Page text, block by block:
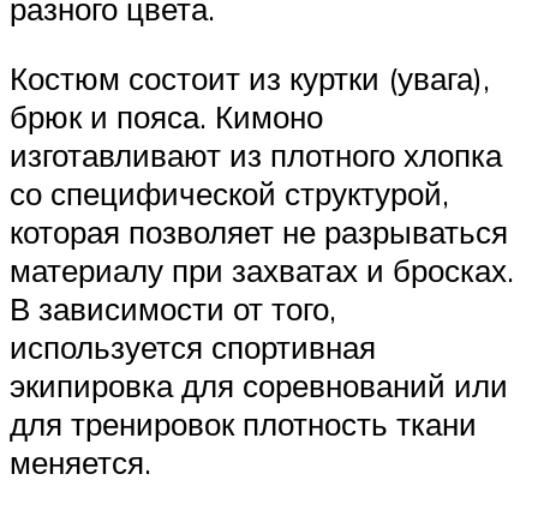
разного цвета.
Костюм состоит из куртки (увага),
брюк и пояса. Кимоно
изготавливают из плотного хлопка
со специфической структурой,
которая позволяет не разрываться
материалу при захватах и бросках.
В зависимости от того,
используется спортивная
экипировка для соревнований или
для тренировок плотность ткани
меняется.